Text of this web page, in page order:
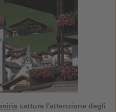
cattura l'attenzione degli